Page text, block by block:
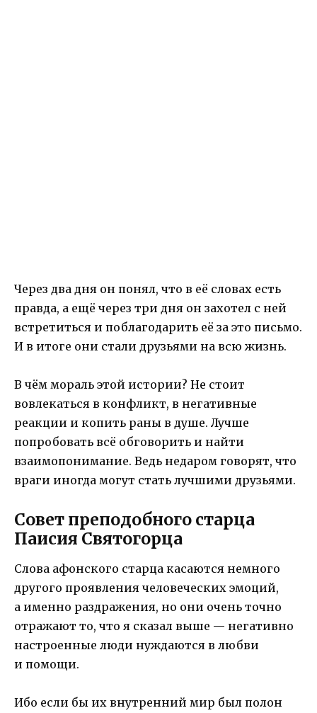
Через два дня он понял, что в её словах есть
правда, а ещё через три дня он захотел с ней
встретиться и поблагодарить её за это письмо.
И в итоге они стали друзьями на всю жизнь.
В чём мораль этой истории? Не стоит
вовлекаться в конфликт, в негативные
реакции и копить раны в душе. Лучше
попробовать всё обговорить и найти
взаимопонимание. Ведь недаром говорят, что
враги иногда могут стать лучшими друзьями.
Совет преподобного старца
Паисия Святогорца
Слова афонского старца касаются немного
другого проявления человеческих эмоций,
а именно раздражения, но они очень точно
отражают то, что я сказал выше — негативно
настроенные люди нуждаются в любви
и помощи.
Ибо если бы их внутренний мир был полон